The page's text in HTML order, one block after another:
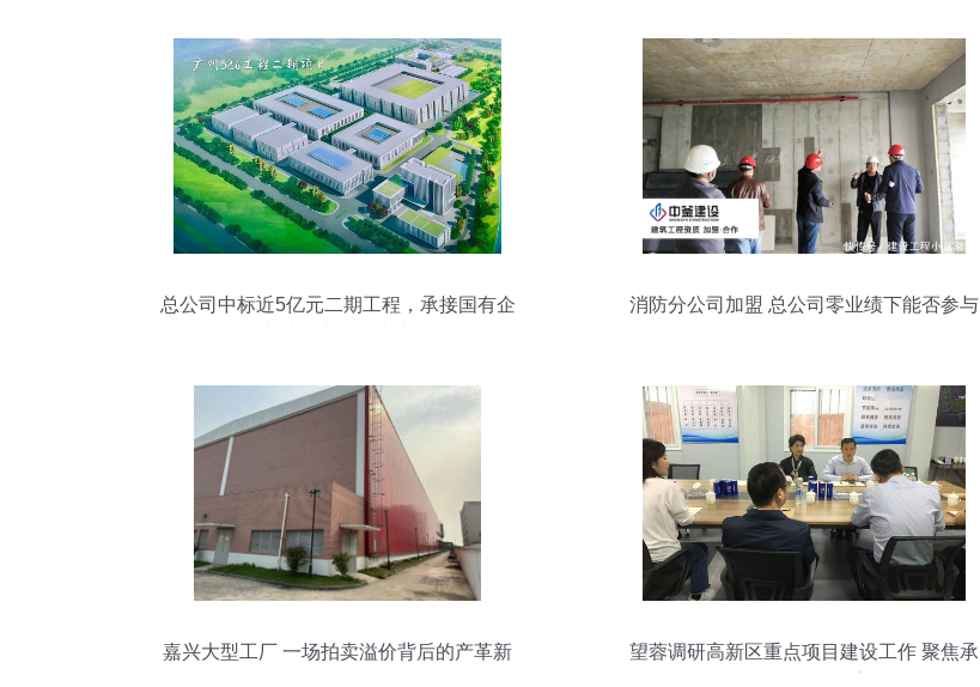
总公司中标近5亿元二期工程，承接国有企
消防分公司加盟 总公司零业绩下能否参与
嘉兴大型工厂 一场拍卖溢价背后的产革新
望蓉调研高新区重点项目建设工作 聚焦承